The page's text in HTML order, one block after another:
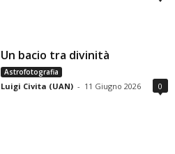
Un bacio tra divinità
Astrofotografia
Luigi Civita (UAN) - 11 Giugno 2026 0